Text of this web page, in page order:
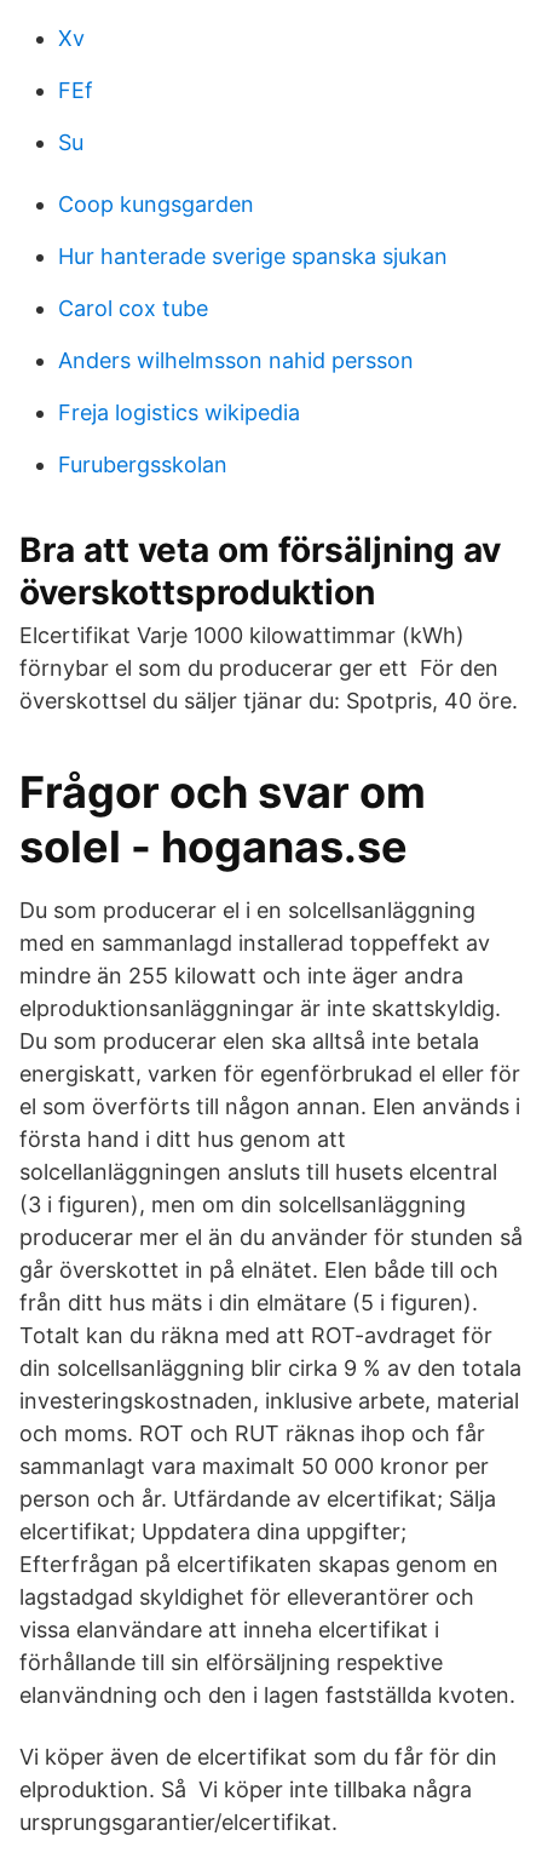
Xv
FEf
Su
Coop kungsgarden
Hur hanterade sverige spanska sjukan
Carol cox tube
Anders wilhelmsson nahid persson
Freja logistics wikipedia
Furubergsskolan
Bra att veta om försäljning av
överskottsproduktion
Elcertifikat Varje 1000 kilowattimmar (kWh)
förnybar el som du producerar ger ett För den
överskottsel du säljer tjänar du: Spotpris, 40 öre.
Frågor och svar om
solel - hoganas.se
Du som producerar el i en solcellsanläggning
med en sammanlagd installerad toppeffekt av
mindre än 255 kilowatt och inte äger andra
elproduktionsanläggningar är inte skattskyldig.
Du som producerar elen ska alltså inte betala
energiskatt, varken för egenförbrukad el eller för
el som överförts till någon annan. Elen används i
första hand i ditt hus genom att
solcellanläggningen ansluts till husets elcentral
(3 i figuren), men om din solcellsanläggning
producerar mer el än du använder för stunden så
går överskottet in på elnätet. Elen både till och
från ditt hus mäts i din elmätare (5 i figuren).
Totalt kan du räkna med att ROT-avdraget för
din solcellsanläggning blir cirka 9 % av den totala
investeringskostnaden, inklusive arbete, material
och moms. ROT och RUT räknas ihop och får
sammanlagt vara maximalt 50 000 kronor per
person och år. Utfärdande av elcertifikat; Sälja
elcertifikat; Uppdatera dina uppgifter;
Efterfrågan på elcertifikaten skapas genom en
lagstadgad skyldighet för elleverantörer och
vissa elanvändare att inneha elcertifikat i
förhållande till sin elförsäljning respektive
elanvändning och den i lagen fastställda kvoten.
Vi köper även de elcertifikat som du får för din
elproduktion. Så Vi köper inte tillbaka några
ursprungsgarantier/elcertifikat.